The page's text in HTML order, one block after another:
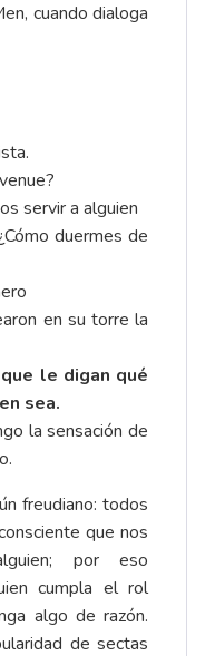
cuando dialoga
servir a alguien
duermes de
en su torre la
le digan qué
sea.
la sensación de
freudiano: todos
que nos
por eso
cumpla el rol
algo de razón.
de sectas